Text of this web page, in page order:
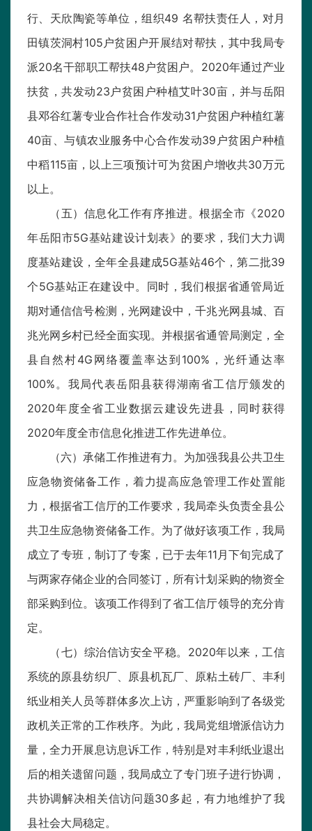
行、天欣陶瓷等单位，组织49 名帮扶责任人，对月
田镇茨洞村105户贫困户开展结对帮扶，其中我局专
派20名干部职工帮扶48户贫困户。2020年通过产业
扶贫，共发动23户贫困户种植艾叶30亩，并与岳阳
县邓谷红薯专业合作社合作发动31户贫困户种植红薯
40亩、与镇农业服务中心合作发动39户贫困户种植
中稻115亩，以上三项预计可为贫困户增收共30万元
以上。
（五）信息化工作有序推进。根据全市《2020
年岳阳市5G基站建设计划表》的要求，我们大力调
度基站建设，全年全县建成5G基站46个，第二批39
个5G基站正在建设中。同时，我们根据省通管局近
期对通信信号检测，光网建设中，千兆光网县城、百
兆光网乡村已经全面实现。并根据省通管局测定，全
县自然村4G网络覆盖率达到100%，光纤通达率
100%。我局代表岳阳县获得湖南省工信厅颁发的
2020年度全省工业数据云建设先进县，同时获得
2020年度全市信息化推进工作先进单位。
（六）承储工作推进有力。为加强我县公共卫生
应急物资储备工作，着力提高应急管理工作处置能
力，根据省工信厅的工作要求，我局牵头负责全县公
共卫生应急物资储备工作。为了做好该项工作，我局
成立了专班，制订了专案，已于去年11月下旬完成了
与两家存储企业的合同签订，所有计划采购的物资全
部采购到位。该项工作得到了省工信厅领导的充分肯
定。
（七）综治信访安全平稳。2020年以来，工信
系统的原县纺织厂、原县机瓦厂、原粘土砖厂、丰利
纸业相关人员等群体多次上访，严重影响到了各级党
政机关正常的工作秩序。为此，我局党组增派信访力
量，全力开展息访息诉工作，特别是对丰利纸业退出
后的相关遗留问题，我局成立了专门班子进行协调，
共协调解决相关信访问题30多起，有力地维护了我
县社会大局稳定。